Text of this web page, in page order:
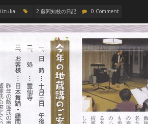
iizuka 2.藤間知枝の日記 0 Comment